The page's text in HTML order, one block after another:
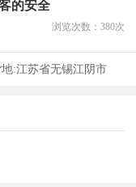
的安全
浏览次数： 380次
:江苏省无锡江阴市